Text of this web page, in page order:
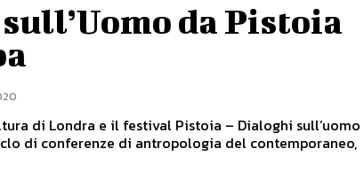
da Pistoia
di Londra e il festival Pistoia – Dialoghi sull’uomo
di conferenze di antropologia del contemporaneo,